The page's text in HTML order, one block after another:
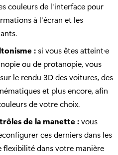
couleurs de l'interface pour
à l'écran et les
: si vous êtes atteint·e
ou de protanopie, vous
le rendu 3D des voitures, des
et plus encore, afin
de votre choix.
de la manette :vous
ces derniers dans les
flexibilité dans votre manière